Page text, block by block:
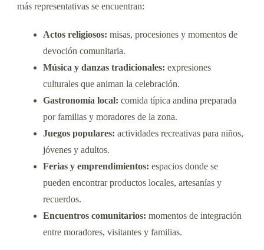
más representativas se encuentran:
Actos religiosos: misas, procesiones y momentos de
devoción comunitaria.
Música y danzas tradicionales: expresiones
culturales que animan la celebración.
Gastronomía local: comida típica andina preparada
por familias y moradores de la zona.
Juegos populares: actividades recreativas para niños,
jóvenes y adultos.
Ferias y emprendimientos: espacios donde se
pueden encontrar productos locales, artesanías y
recuerdos.
Encuentros comunitarios: momentos de integración
entre moradores, visitantes y familias.